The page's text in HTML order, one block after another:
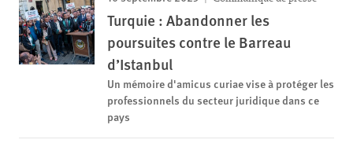
Turquie : Abandonner les
poursuites contre le Barreau
d’Istanbul
Un mémoire d'amicus curiae vise à protéger les
professionnels du secteur juridique dans ce
pays